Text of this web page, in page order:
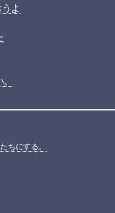
よ
ちにする。